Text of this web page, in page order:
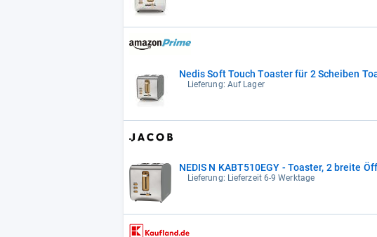
Nedis Soft Touch Toaster für 2 Scheiben
Lieferung: Auf Lager
NEDIS N KABT510EGY - Toaster, 2 breite
Lieferung: Lieferzeit 6-9 Werktage